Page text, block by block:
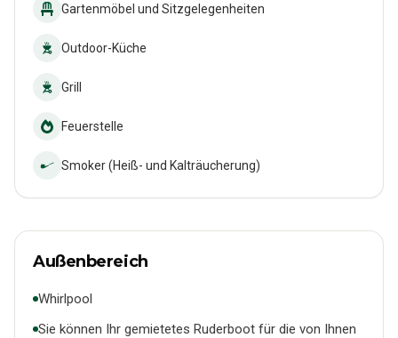
Gartenmöbel und Sitzgelegenheiten
Outdoor-Küche
Grill
Feuerstelle
Smoker (Heiß- und Kalträucherung)
Außenbereich
Whirlpool
Sie können Ihr gemietetes Ruderboot für die von Ihnen